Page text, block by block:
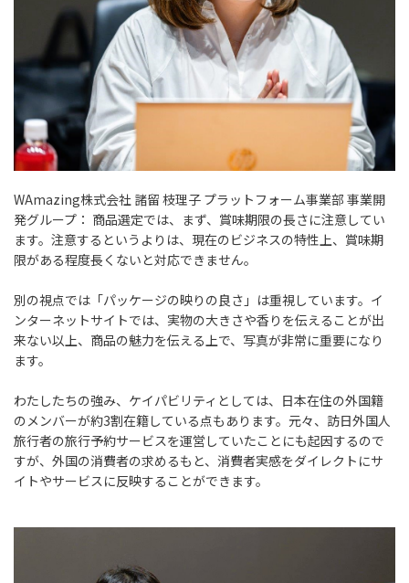
WAmazing株式会社 諸留 枝理子 プラットフォーム事業部 事業開
発グループ： 商品選定では、まず、賞味期限の長さに注意してい
ます。注意するというよりは、現在のビジネスの特性上、賞味期
限がある程度長くないと対応できません。
別の視点では「パッケージの映りの良さ」は重視しています。イ
ンターネットサイトでは、実物の大きさや香りを伝えることが出
来ない以上、商品の魅力を伝える上で、写真が非常に重要になり
ます。
わたしたちの強み、ケイパビリティとしては、日本在住の外国籍
のメンバーが約3割在籍している点もあります。元々、訪日外国人
旅行者の旅行予約サービスを運営していたことにも起因するので
すが、外国の消費者の求めるもと、消費者実感をダイレクトにサ
イトやサービスに反映することができます。